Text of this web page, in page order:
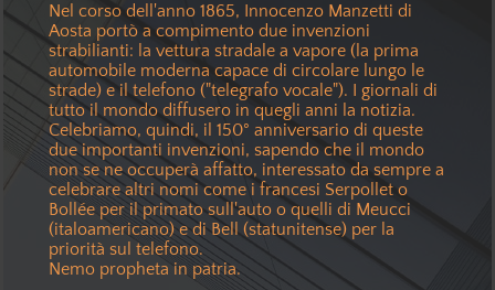
Nel corso dell'anno 1865, Innocenzo Manzetti di
Aosta portò a compimento due invenzioni
strabilianti: la vettura stradale a vapore (la prima
automobile moderna capace di circolare lungo le
strade) e il telefono ("telegrafo vocale"). I giornali di
tutto il mondo diffusero in quegli anni la notizia.
Celebriamo, quindi, il 150° anniversario di queste
due importanti invenzioni, sapendo che il mondo
non se ne occuperà affatto, interessato da sempre a
celebrare altri nomi come i francesi Serpollet o
Bollée per il primato sull'auto o quelli di Meucci
(italoamericano) e di Bell (statunitense) per la
priorità sul telefono.
Nemo propheta in patria.